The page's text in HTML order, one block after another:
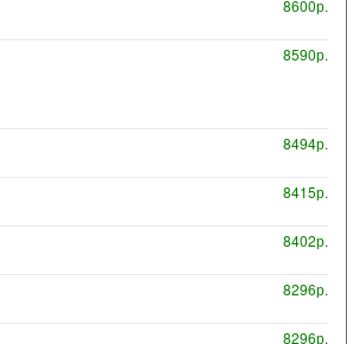
8600р.
8590р.
8494р.
8415р.
8402р.
8296р.
8296р.